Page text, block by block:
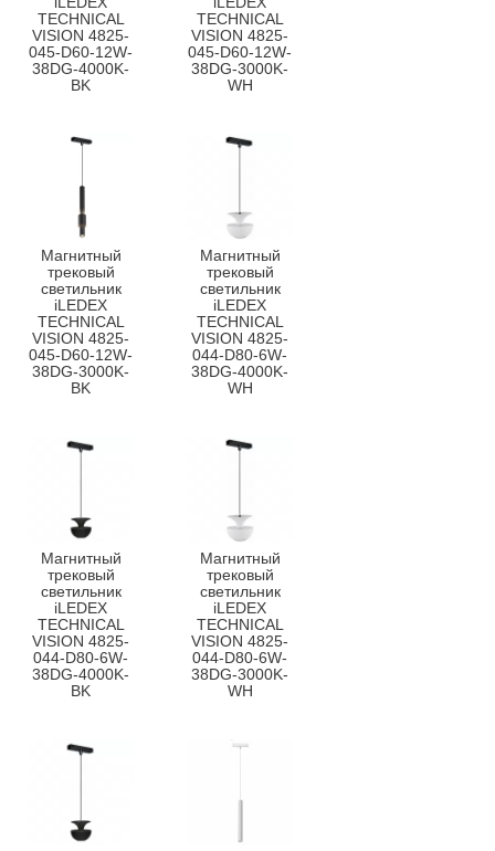
TECHNICAL
VISION 4825-
045-D60-12W-
38DG-4000K-
BK
TECHNICAL
VISION 4825-
045-D60-12W-
38DG-3000K-
WH
Магнитный
трековый
светильник
iLEDEX
TECHNICAL
VISION 4825-
045-D60-12W-
38DG-3000K-
BK
Магнитный
трековый
светильник
iLEDEX
TECHNICAL
VISION 4825-
044-D80-6W-
38DG-4000K-
WH
Магнитный
трековый
светильник
iLEDEX
TECHNICAL
VISION 4825-
044-D80-6W-
38DG-4000K-
BK
Магнитный
трековый
светильник
iLEDEX
TECHNICAL
VISION 4825-
044-D80-6W-
38DG-3000K-
WH